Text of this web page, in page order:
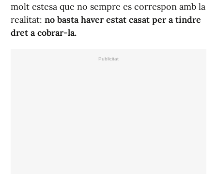
molt estesa que no sempre es correspon amb la
realitat: no basta haver estat casat per a tindre
dret a cobrar-la.